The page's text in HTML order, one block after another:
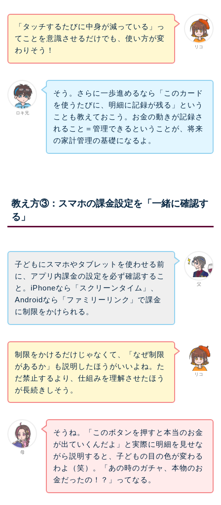
リコ
「タッチするたびに中身が減っている」っ
てことを意識させるだけでも、使い方が変
わりそう！
ロキ兄
そう。さらに一歩進めるなら「このカード
を使うたびに、明細に記録が残る」という
ことも教えておこう。お金の動きが記録さ
れること＝管理できるということが、将来
の家計管理の基礎になるよ。
教え方③：スマホの課金設定を「一緒に確認す
る」
父
子どもにスマホやタブレットを使わせる前
に、アプリ内課金の設定を必ず確認するこ
と。iPhoneなら「スクリーンタイム」、
Androidなら「ファミリーリンク」で課金
に制限をかけられる。
リコ
制限をかけるだけじゃなくて、「なぜ制限
があるか」も説明したほうがいいよね。た
だ禁止するより、仕組みを理解させたほう
が長続きしそう。
母
そうね。「このボタンを押すと本当のお金
が出ていくんだよ」と実際に明細を見せな
がら説明すると、子どもの目の色が変わる
わよ（笑）。「あの時のガチャ、本物のお
金だったの！？」ってなる。